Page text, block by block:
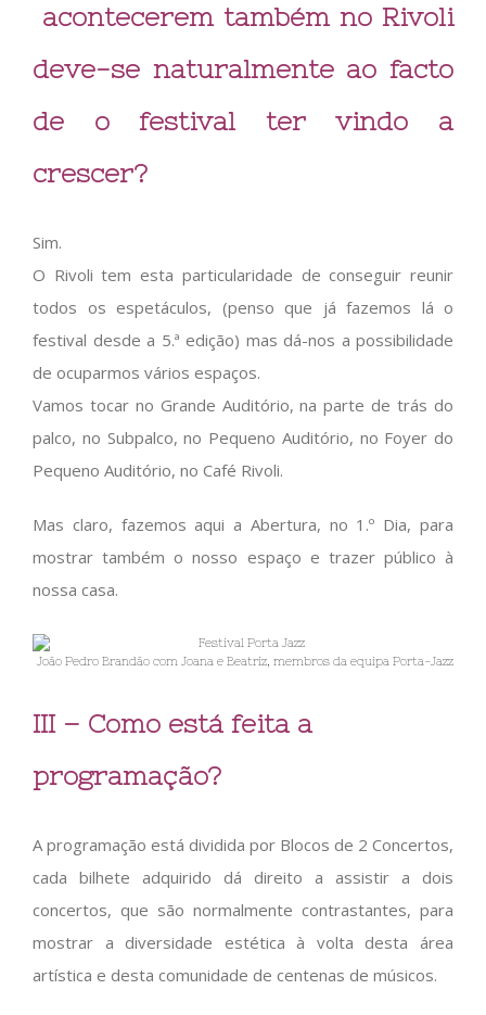
acontecerem também no Rivoli
deve-se naturalmente ao facto
de o festival ter vindo a
crescer?
Sim.
O Rivoli tem esta particularidade de conseguir reunir
todos os espetáculos, (penso que já fazemos lá o
festival desde a 5.ª edição) mas dá-nos a possibilidade
de ocuparmos vários espaços.
Vamos tocar no Grande Auditório, na parte de trás do
palco, no Subpalco, no Pequeno Auditório, no Foyer do
Pequeno Auditório, no Café Rivoli.
Mas claro, fazemos aqui a Abertura, no 1.º Dia, para
mostrar também o nosso espaço e trazer público à
nossa casa.
João Pedro Brandão com Joana e Beatriz, membros da equipa Porta-Jazz
III – Como está feita a
programação?
A programação está dividida por Blocos de 2 Concertos,
cada bilhete adquirido dá direito a assistir a dois
concertos, que são normalmente contrastantes, para
mostrar a diversidade estética à volta desta área
artística e desta comunidade de centenas de músicos.